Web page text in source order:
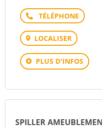
Téléphone
LOCALISER
PLUS D'INFOS
SPILLER